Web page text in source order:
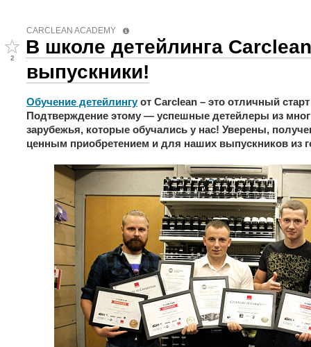
CARCLEAN ACADEMY
2
В школе детейлинга
выпускники!
Обучение детейлингуот Carclean – это отличный
Подтверждение этому — успешные детейлеры из
зарубежья, которые обучались у нас! Уверены,
ценным приобретением и для наших выпускников из